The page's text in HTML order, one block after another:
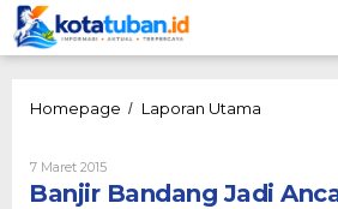
Lewati
ke
konten
Homepage / Laporan Utama
Bencana
7 Maret 2015Oleh
Kotatuban
Banjir Bandang Jadi